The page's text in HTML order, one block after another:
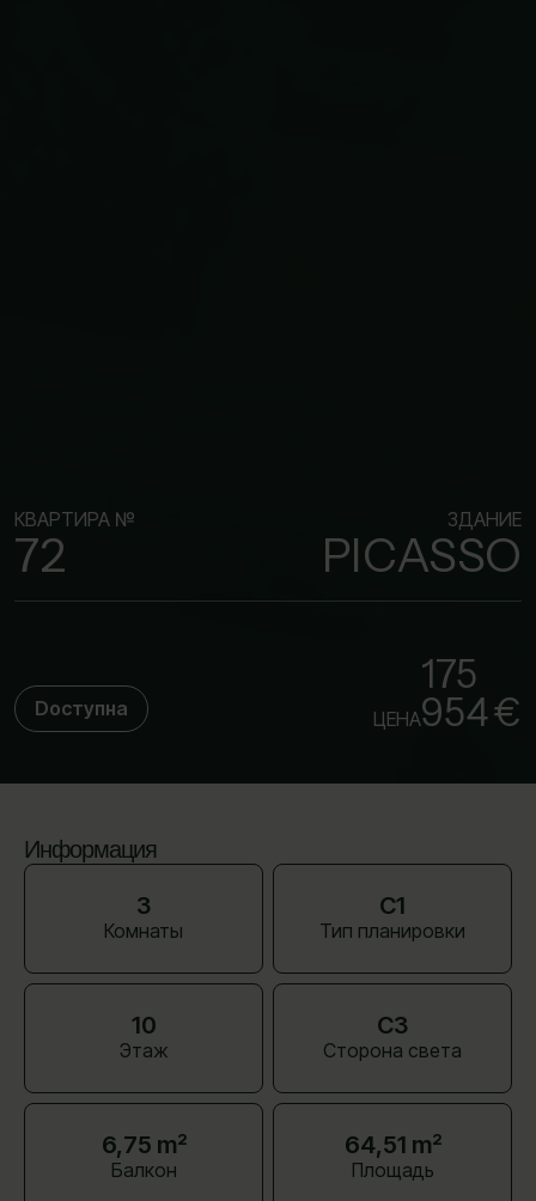
КВАРТИРА №
72
ЗДАНИЕ
PICASSO
Dоступна ЦЕНА
175
954 €
Информация
3
Комнаты
C1
Тип планировки
10
Этаж
СЗ
Сторона света
6,75 m²
Балкон
64,51 m²
Площадь